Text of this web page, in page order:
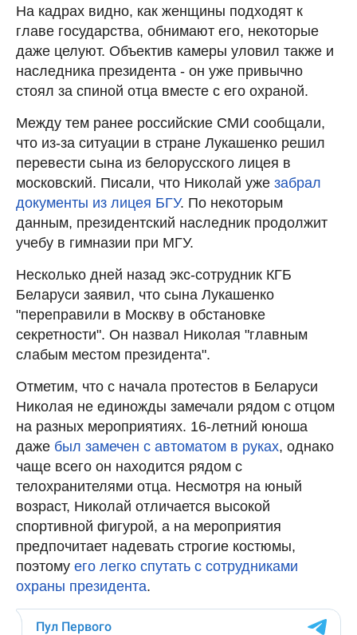
На кадрах видно, как женщины подходят к
главе государства, обнимают его, некоторые
даже целуют. Объектив камеры уловил также и
наследника президента - он уже привычно
стоял за спиной отца вместе с его охраной.
Между тем ранее российские СМИ сообщали,
что из-за ситуации в стране Лукашенко решил
перевести сына из белорусского лицея в
московский. Писали, что Николай уже забрал
документы из лицея БГУ. По некоторым
данным, президентский наследник продолжит
учебу в гимназии при МГУ.
Несколько дней назад экс-сотрудник КГБ
Беларуси заявил, что сына Лукашенко
"переправили в Москву в обстановке
секретности". Он назвал Николая "главным
слабым местом президента".
Отметим, что с начала протестов в Беларуси
Николая не единожды замечали рядом с отцом
на разных мероприятиях. 16-летний юноша
даже был замечен с автоматом в руках, однако
чаще всего он находится рядом с
телохранителями отца. Несмотря на юный
возраст, Николай отличается высокой
спортивной фигурой, а на мероприятия
предпочитает надевать строгие костюмы,
поэтому его легко спутать с сотрудниками
охраны президента.